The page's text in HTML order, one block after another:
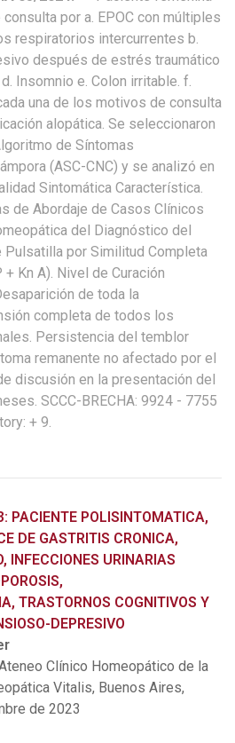
por a. EPOC con múltiples
respiratorios intercurrentes b.
después de estrés traumático
Insomnio e. Colon irritable. f.
una de los motivos de consulta
alopática. Se seleccionaron
de Síntomas
(ASC-CNC) y se analizó en
Sintomática Característica.
de Abordaje de Casos Clínicos
del Diagnóstico del
por Similitud Completa
Kn A). Nivel de Curación
de toda la
completa de todos los
Persistencia del temblor
remanente no afectado por el
discusión en la presentación del
SCCC-BRECHA: 9924 - 7755
+ 9.
PACIENTE POLISINTOMATICA,
DE GASTRITIS CRONICA,
INFECCIONES URINARIAS
TRASTORNOS COGNITIVOS Y
DEPRESIVO
Clínico Homeopático de la
Vitalis, Buenos Aires,
de 2023